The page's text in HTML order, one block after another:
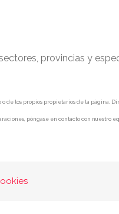
provincias y
los propios propietarios de la página.
póngase en contacto con nuestro